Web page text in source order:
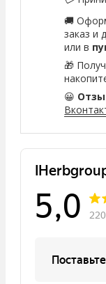
🚚
заказ и
или в
🎁
😀